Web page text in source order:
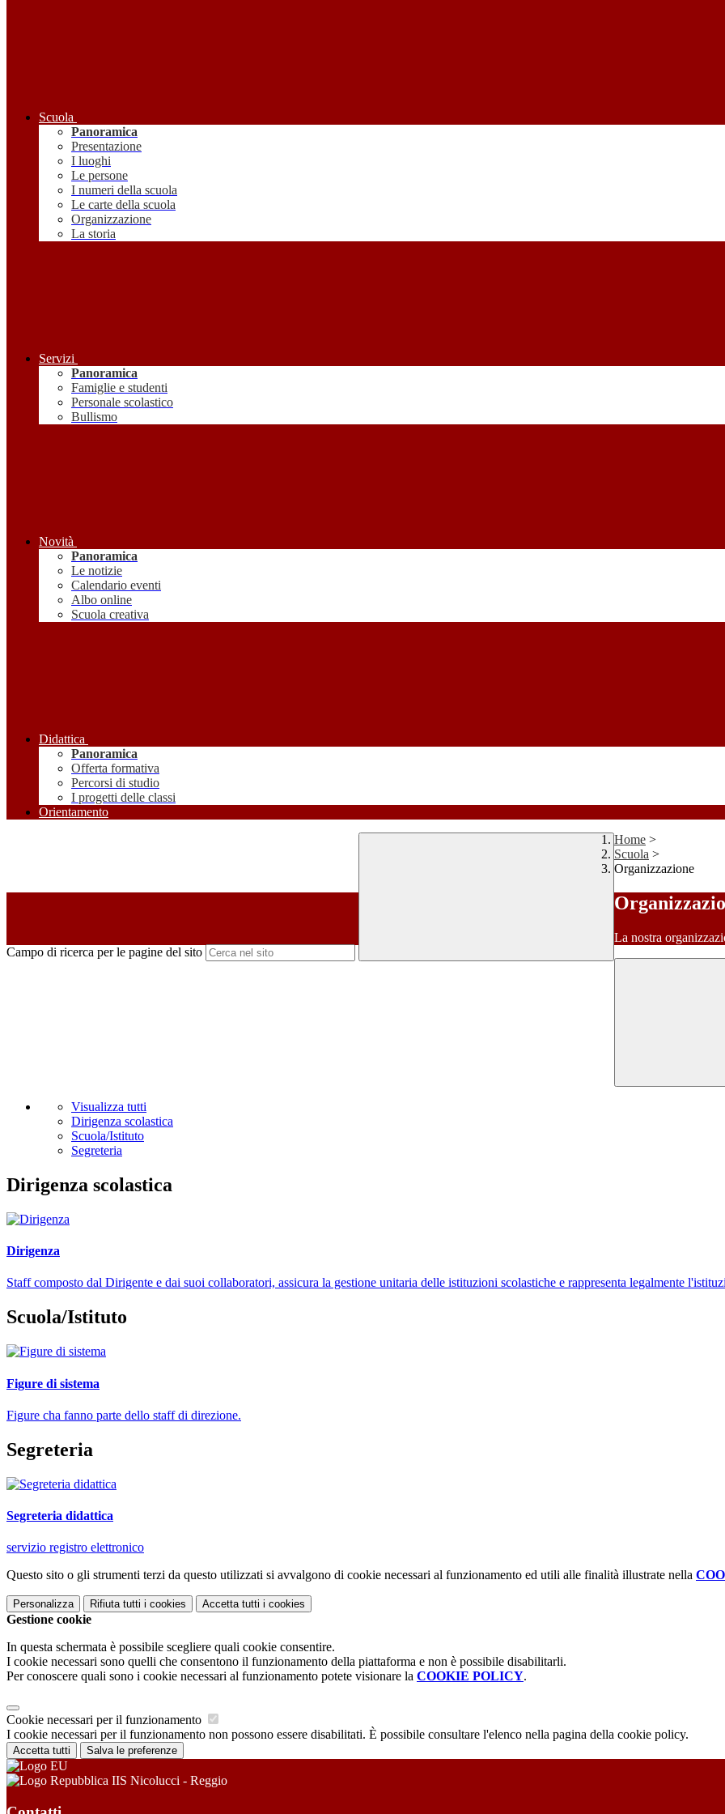
Scuola
Panoramica
Presentazione
I luoghi
Le persone
I numeri della scuola
Le carte della scuola
Organizzazione
La storia
Servizi
Panoramica
Famiglie e studenti
Personale scolastico
Bullismo
Novità
Panoramica
Le notizie
Calendario eventi
Albo online
Scuola creativa
Didattica
Panoramica
Offerta formativa
Percorsi di studio
I progetti delle classi
Orientamento
Campo di ricerca per le pagine del sito
Home >
Scuola >
Organizzazione
La nostra
Visualizza tutti
Dirigenza scolastica
Scuola/Istituto
Segreteria
Dirigenza scolastica
Dirigenza
Staff composto dal Dirigente e dai suoi collaboratori, assicura la gestione unitaria delle istituzioni scolastiche e rappresenta legalmente
Scuola/Istituto
Figure di sistema
Figure cha fanno parte dello staff di direzione.
Segreteria
Segreteria didattica
servizio registro elettronico
Questo sito o gli strumenti terzi da questo utilizzati si avvalgono di cookie necessari al funzionamento ed utili alle finalità illustrate nella
Personalizza Rifiuta tutti i cookies Accetta tutti i cookies
Gestione cookie
In questa schermata è possibile scegliere quali cookie consentire.
I cookie necessari sono quelli che consentono il funzionamento della piattaforma e non è possibile disabilitarli.
Per conoscere quali sono i cookie necessari al funzionamento potete visionare la COOKIE POLICY.
Cookie necessari per il funzionamento
I cookie necessari per il funzionamento non possono essere disabilitati. È possibile consultare l'elenco nella pagina della cookie policy.
Accetta tutti Salva le preferenze
IIS Nicolucci - Reggio